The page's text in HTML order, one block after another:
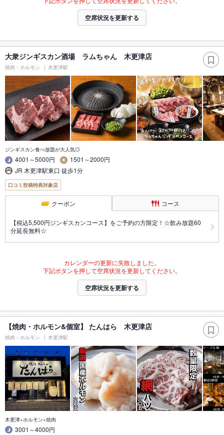
空席状況を更新する
大衆ジンギスカン酒場 ラムちゃん 木更津店
焼肉・ホルモン 木更津駅
ジンギスカン食べ放題が大人気◎
4001～5000円
1501～2000円
JR 木更津駅東口 徒歩1分
口コミ投稿特典対象店
クーポン コース
【税込5,500円ジンギスカンコース】をご予約の方限定！☆飲み放題60
分延長無料☆
カレンダーの更新に失敗しました。
下記ボタンを押して空席状況を更新してください。
空席状況を更新する
【焼肉・ホルモン&個室】 たんはら 木更津店
焼肉・ホルモン 木更津駅
木更津×ホルモン×焼肉
3001～4000円